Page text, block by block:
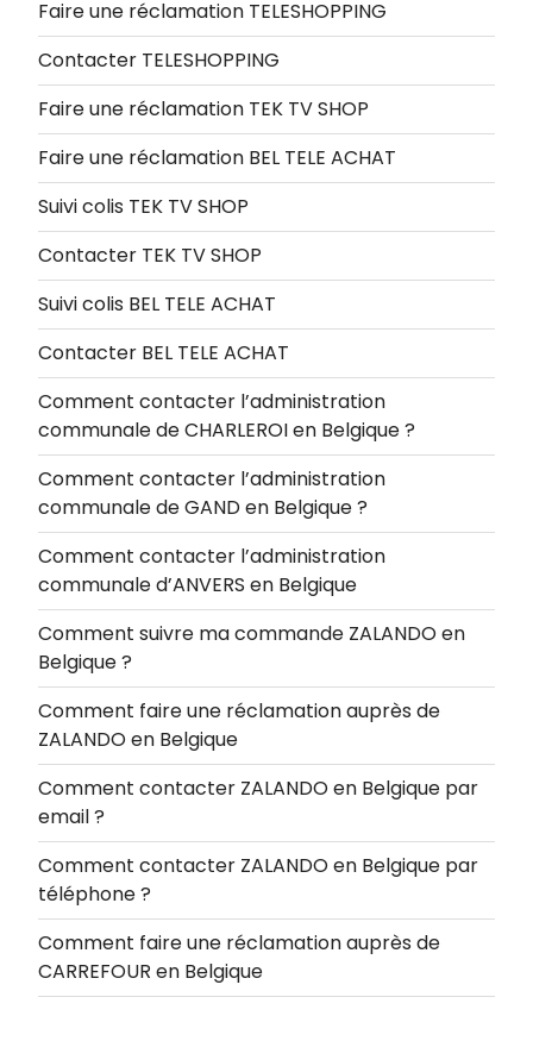
Faire une réclamation TELESHOPPING
Contacter TELESHOPPING
Faire une réclamation TEK TV SHOP
Faire une réclamation BEL TELE ACHAT
Suivi colis TEK TV SHOP
Contacter TEK TV SHOP
Suivi colis BEL TELE ACHAT
Contacter BEL TELE ACHAT
Comment contacter l’administration
communale de CHARLEROI en Belgique ?
Comment contacter l’administration
communale de GAND en Belgique ?
Comment contacter l’administration
communale d’ANVERS en Belgique
Comment suivre ma commande ZALANDO en
Belgique ?
Comment faire une réclamation auprès de
ZALANDO en Belgique
Comment contacter ZALANDO en Belgique par
email ?
Comment contacter ZALANDO en Belgique par
téléphone ?
Comment faire une réclamation auprès de
CARREFOUR en Belgique